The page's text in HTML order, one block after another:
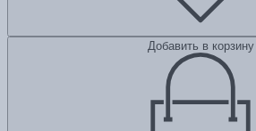
Добавить в корзину